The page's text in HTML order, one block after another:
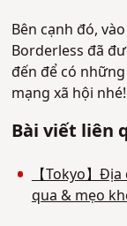
Bên cạnh đó,
Borderless đã
đến để có
mạng xã hội nhé!
Bài viết liên
【Tokyo】
qua & mẹo